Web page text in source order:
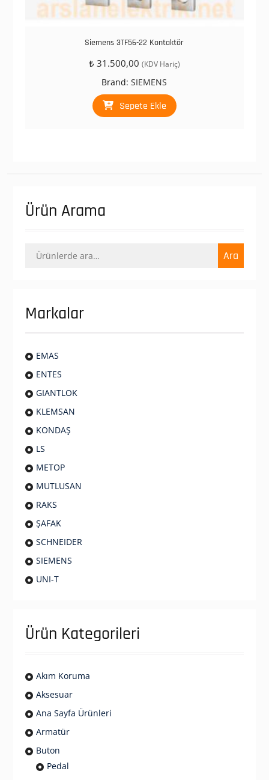
Siemens 3TF56-22 Kontaktör
₺ 31.500,00 (KDV Hariç)
Brand:SIEMENS
Sepete Ekle
Ürün Arama
Ara: Ara
Markalar
EMAS
ENTES
GIANTLOK
KLEMSAN
KONDAŞ
LS
METOP
MUTLUSAN
RAKS
ŞAFAK
SCHNEIDER
SIEMENS
UNI-T
Ürün Kategorileri
Akım Koruma
Aksesuar
Ana Sayfa Ürünleri
Armatür
Buton
Pedal